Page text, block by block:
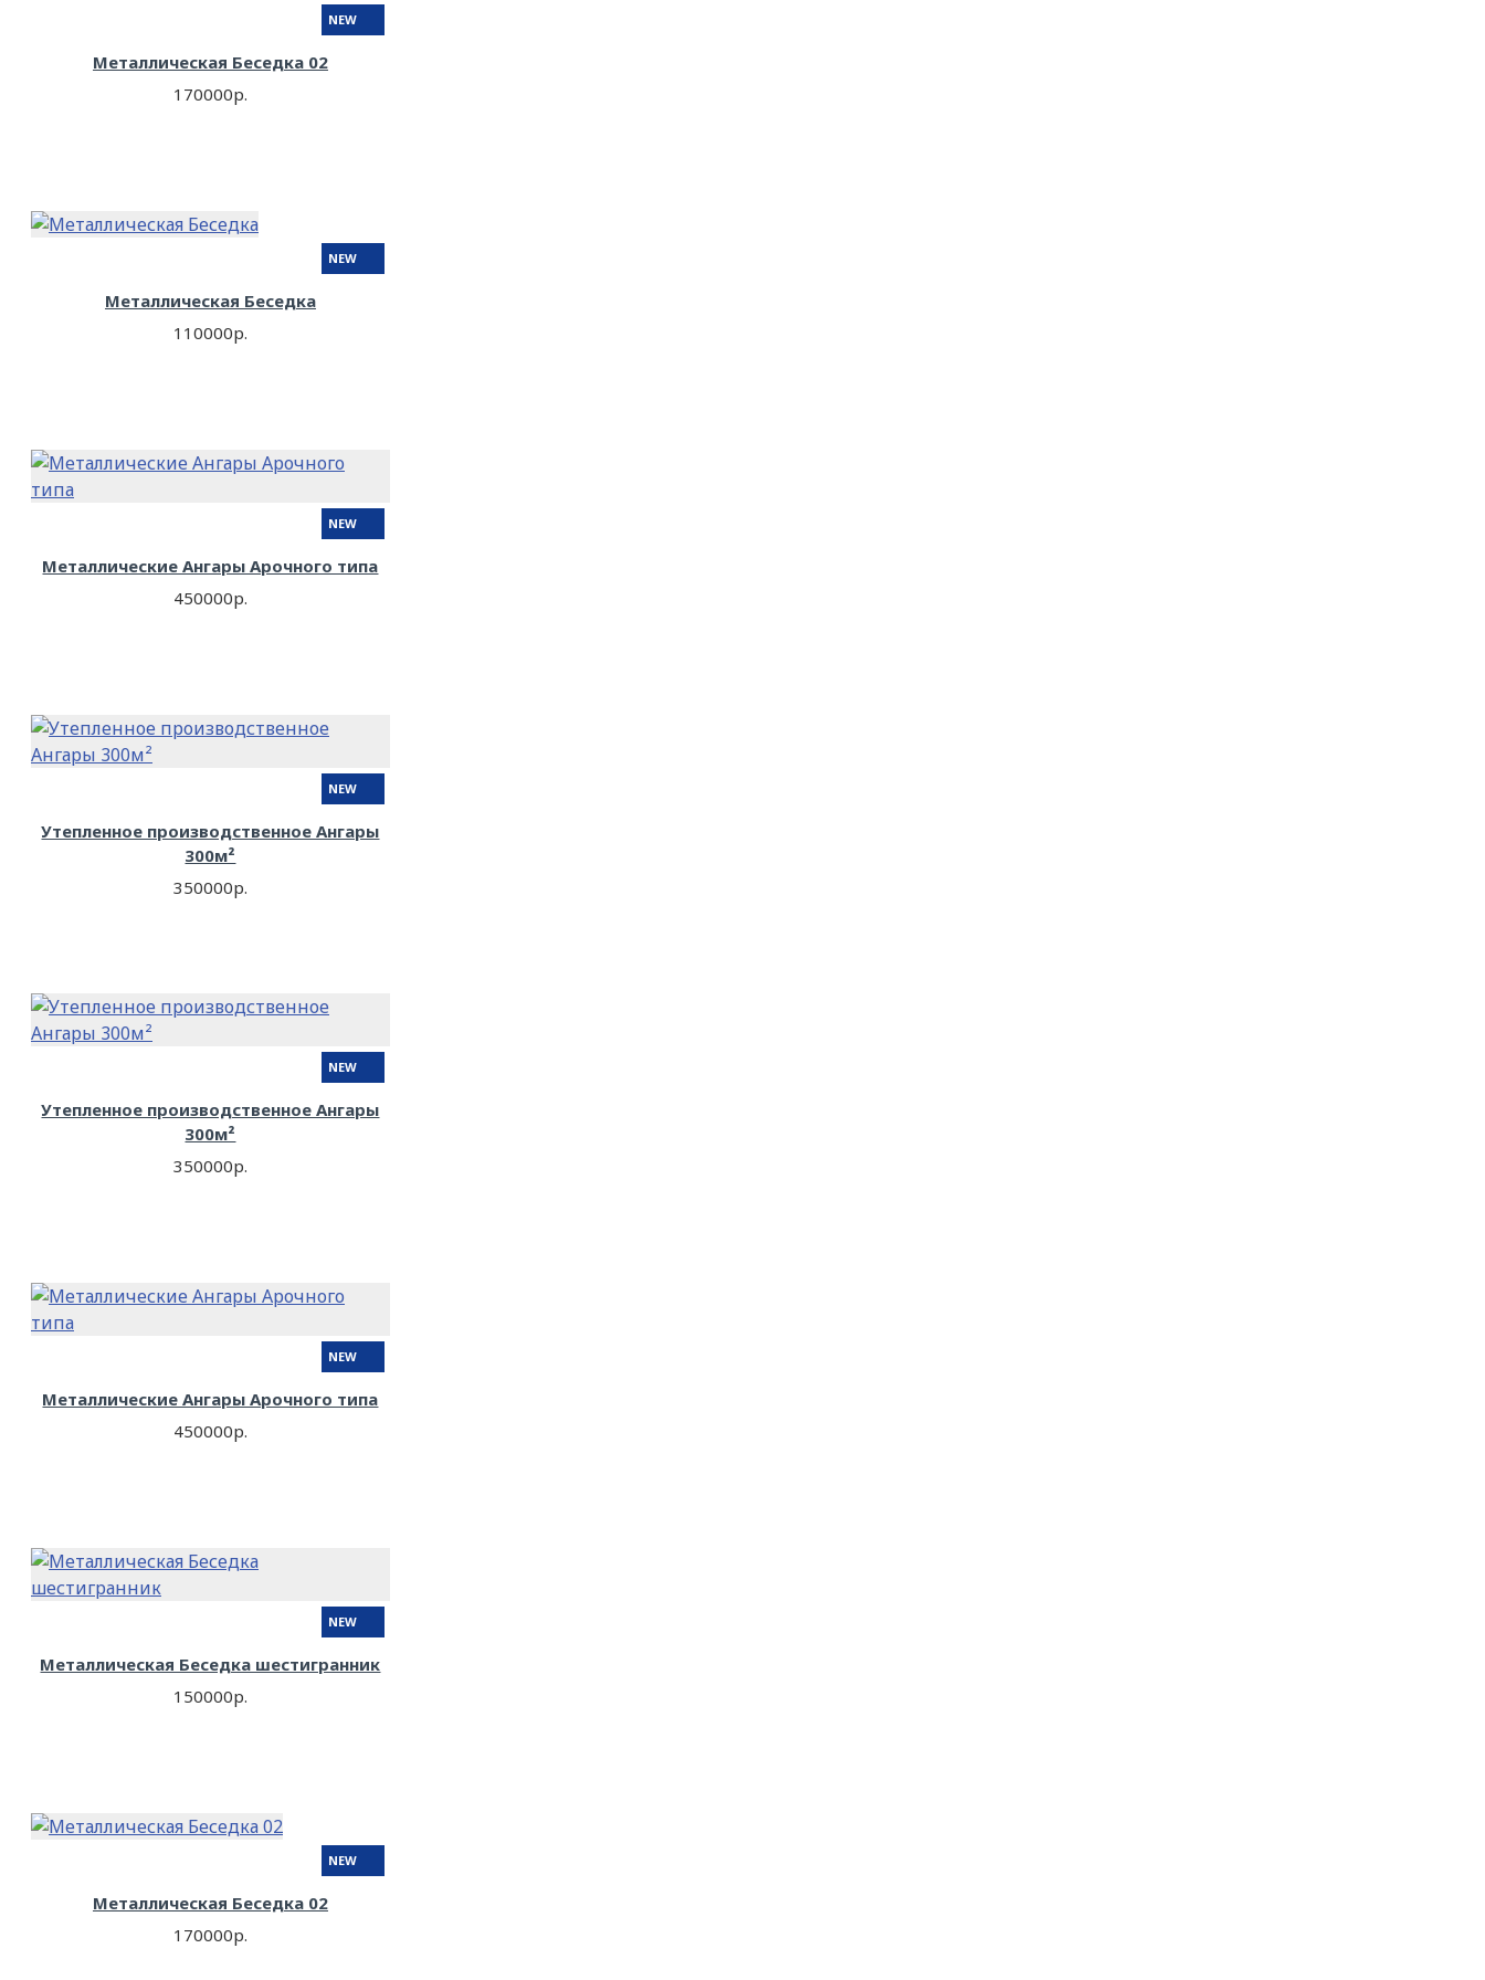
NEW
Металлическая Беседка 02
170000р.
NEW
Металлическая Беседка
110000р.
NEW
Металлические Ангары Арочного типа
450000р.
NEW
Утепленное производственное Ангары
300м²
350000р.
NEW
Утепленное производственное Ангары
300м²
350000р.
NEW
Металлические Ангары Арочного типа
450000р.
NEW
Металлическая Беседка шестигранник
150000р.
NEW
Металлическая Беседка 02
170000р.